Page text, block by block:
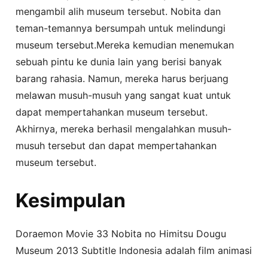
mengambil alih museum tersebut. Nobita dan
teman-temannya bersumpah untuk melindungi
museum tersebut.Mereka kemudian menemukan
sebuah pintu ke dunia lain yang berisi banyak
barang rahasia. Namun, mereka harus berjuang
melawan musuh-musuh yang sangat kuat untuk
dapat mempertahankan museum tersebut.
Akhirnya, mereka berhasil mengalahkan musuh-
musuh tersebut dan dapat mempertahankan
museum tersebut.
Kesimpulan
Doraemon Movie 33 Nobita no Himitsu Dougu
Museum 2013 Subtitle Indonesia adalah film animasi